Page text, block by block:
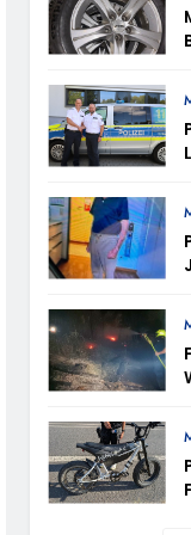
– TRuP-
Vermisst
Und
Erbeten Und